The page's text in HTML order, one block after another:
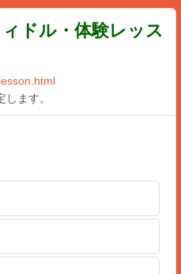
ドル・体験レッス
ます。